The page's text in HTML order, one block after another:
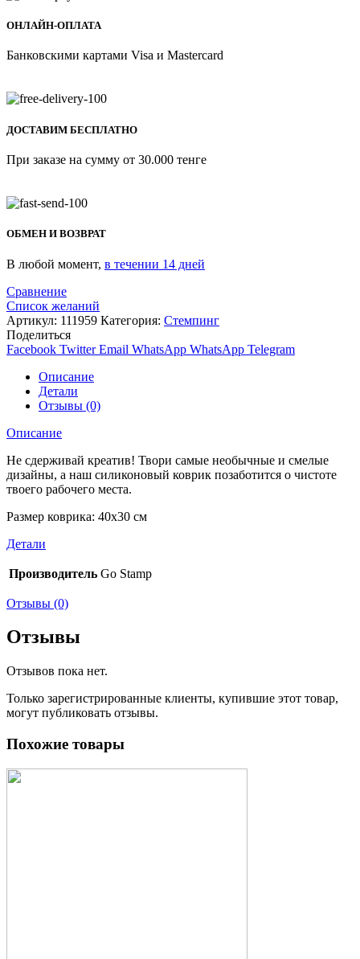
ОНЛАЙН-ОПЛАТА
Банковскими картами Visa и Mastercard
ДОСТАВИМ БЕСПЛАТНО
При заказе на сумму от 30.000 тенге
ОБМЕН И ВОЗВРАТ
В любой момент, в течении 14 дней
Сравнение
Список желаний
Артикул: 111959 Категория: Стемпинг
Поделиться
Facebook Twitter Email WhatsApp WhatsApp Telegram
Описание
Детали
Отзывы (0)
Описание
Не сдерживай креатив! Твори самые необычные и смелые
дизайны, а наш силиконовый коврик позаботится о чистоте
твоего рабочего места.
Размер коврика: 40х30 см
Детали
Производитель Go Stamp
Отзывы (0)
Отзывы
Отзывов пока нет.
Только зарегистрированные клиенты, купившие этот товар,
могут публиковать отзывы.
Похожие товары